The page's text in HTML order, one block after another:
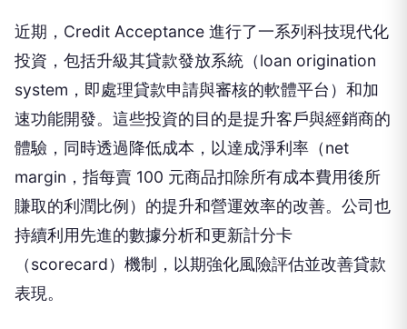
近期，Credit Acceptance 進行了一系列科技現代化
投資，包括升級其貸款發放系統（loan origination
system，即處理貸款申請與審核的軟體平台）和加
速功能開發。這些投資的目的是提升客戶與經銷商的
體驗，同時透過降低成本，以達成淨利率（net
margin，指每賣 100 元商品扣除所有成本費用後所
賺取的利潤比例）的提升和營運效率的改善。公司也
持續利用先進的數據分析和更新計分卡
（scorecard）機制，以期強化風險評估並改善貸款
表現。